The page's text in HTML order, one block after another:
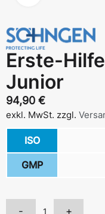
Erste-
Junior
94,90 €
exkl. MwSt. zzgl.
ISO
GMP
- +